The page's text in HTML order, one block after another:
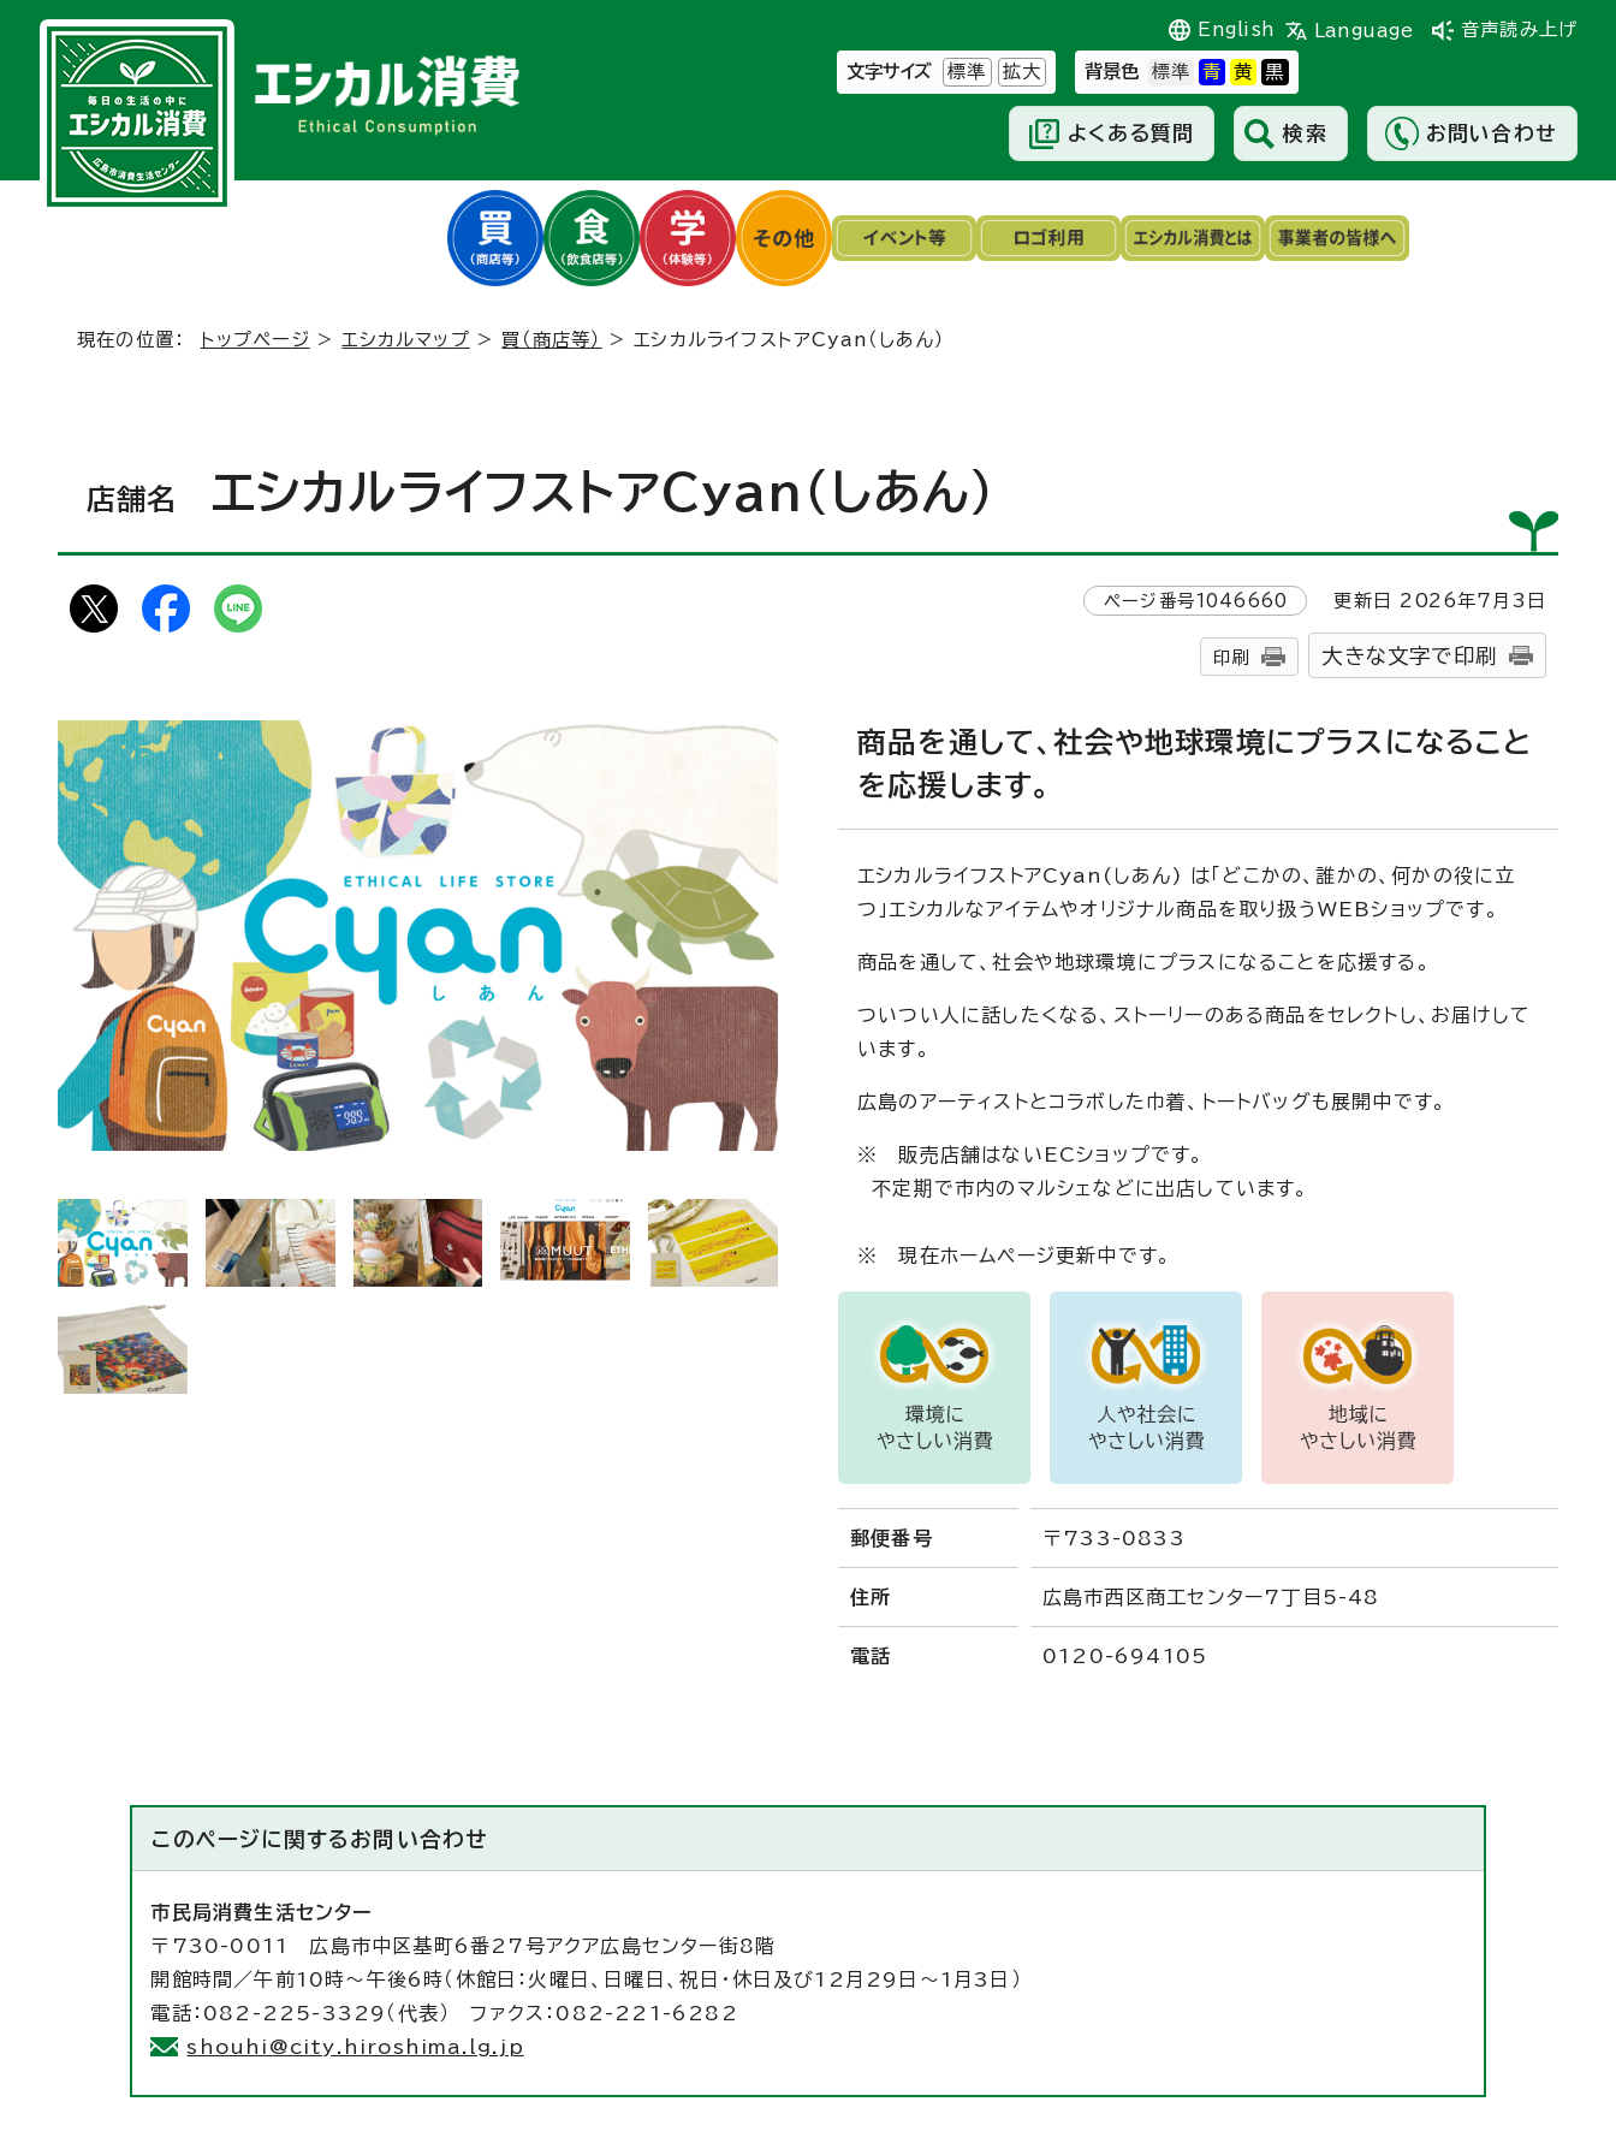
English Language 音声読み上げ
文字サイズ 標準 拡大 背景色
よくある質問 検索 お問い合わせ
現在の位置： トップページ > エシカルマップ > 買（商店等） > エシカルライフストアCyan（しあん）
店舗名 エシカルライフストアCyan（しあん）
ページ番号1046660 更新日 2026年7月3日
印刷 大きな文字で印刷
商品を通して、社会や地球環境にプラスになること
を応援します。
エシカルライフストアCyan(しあん) は「どこかの、誰かの、何かの役に立
つ」エシカルなアイテムやオリジナル商品を取り扱うWEBショップです。
商品を通して、社会や地球環境にプラスになることを応援する。
ついつい人に話したくなる、ストーリーのある商品をセレクトし、お届けして
います。
広島のアーティストとコラボした巾着、トートバッグも展開中です。
※ 販売店舗はないECショップです。
不定期で市内のマルシェなどに出店しています。
※ 現在ホームページ更新中です。
郵便番号 〒733-0833
住所 広島市西区商工センター7丁目5-48
電話 0120-694105
このページに関する お問い合わせ
市民局消費生活センター
〒730-0011 広島市中区基町6番27号アクア広島センター街8階
開館時間／午前10時～午後6時（休館日：火曜日、日曜日、祝日・休日及び12月29日～1月3日）
電話：082-225-3329（代表） ファクス：082-221-6282
shouhi@city.hiroshima.lg.jp